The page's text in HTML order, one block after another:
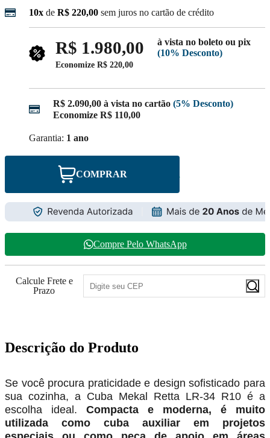
10x de R$ 220,00 sem juros no cartão de crédito
R$ 1.980,00
à vista no boleto ou pix
(10% Desconto)
Economize R$ 220,00
R$ 2.090,00 à vista no cartão (5% Desconto)
Economize R$ 110,00
Garantia: 1 ano
COMPRAR
Compre Pelo WhatsApp
Calcule Frete e
Prazo
Descrição do Produto
Se você procura praticidade e design sofisticado para
sua cozinha, a Cuba Mekal Retta LR-34 R10 é a
escolha ideal. Compacta e moderna, é muito
utilizada como cuba auxiliar em projetos